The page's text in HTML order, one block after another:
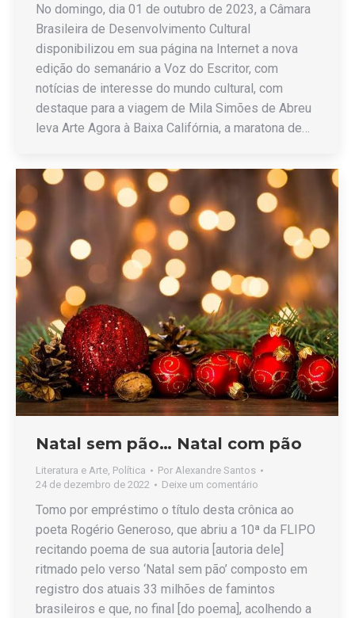
No domingo, dia 01 de outubro de 2023, a Câmara
Brasileira de Desenvolvimento Cultural
disponibilizou em sua página na Internet a nova
edição do semanário a Voz do Escritor, com
notícias de interesse do mundo cultural, com
destaque para a viagem de Mila Simões de Abreu
leva Arte Agora à Baixa Califórnia, a maratona de…
Natal sem pão… Natal com pão
Literatura e Arte, Política Por Alexandre Santos
24 de dezembro de 2022
Deixe um comentário
Tomo por empréstimo o título desta crônica ao
poeta Rogério Generoso, que abriu a 10ª da FLIPO
recitando poema de sua autoria [autoria dele]
ritmado pelo verso ‘Natal sem pão’ composto em
registro dos atuais 33 milhões de famintos
brasileiros e que, no final [do poema], acolhendo a